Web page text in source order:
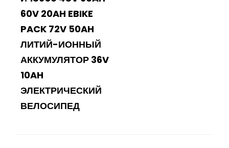
60V 20AH EBIKE
PACK 72V 50AH
ЛИТИЙ-ИОННЫЙ
АККУМУЛЯТОР 36V
10AH
ЭЛЕКТРИЧЕСКИЙ
ВЕЛОСИПЕД